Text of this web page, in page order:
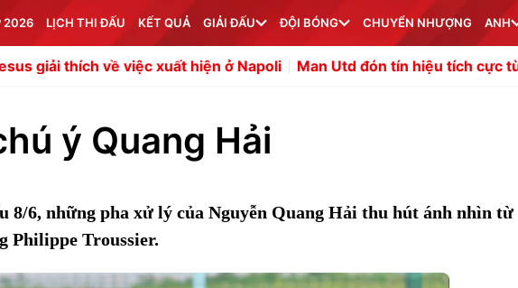
2026 LỊCH THI ĐẤU KẾT QUẢ GIẢI ĐẤU ĐỘI BÓNG CHUYỂN NHƯỢNG ANH
hiện ở Napoli Man Utd đón tín hiệu tích cực từ Benjamin Sesko Bản
ý Quang Hải
8/6, những pha xử lý của Nguyễn Quang Hải thu hút ánh nhìn từ
Philippe Troussier.